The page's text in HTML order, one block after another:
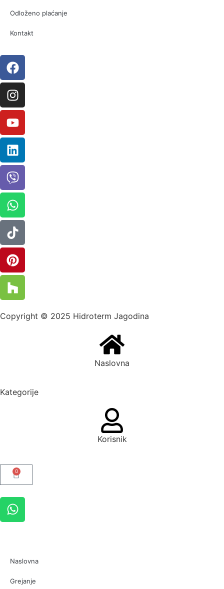
Odloženo plaćanje
Kontakt
Copyright © 2025 Hidroterm Jagodina
Naslovna
Kategorije
Korisnik
0
Naslovna
Grejanje